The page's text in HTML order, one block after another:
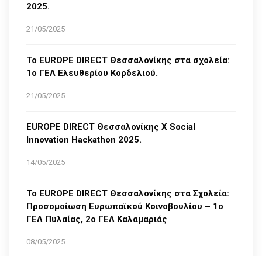
2025.
21/05/2025
Το EUROPE DIRECT Θεσσαλονίκης στα σχολεία:
1ο ΓΕΛ Ελευθερίου Κορδελιού.
21/05/2025
EUROPE DIRECT Θεσσαλονίκης Χ Social
Innovation Hackathon 2025.
14/05/2025
Το EUROPE DIRECT Θεσσαλονίκης στα Σχολεία:
Προσομοίωση Ευρωπαϊκού Κοινοβουλίου – 1ο
ΓΕΛ Πυλαίας, 2ο ΓΕΛ Καλαμαριάς
08/05/2025